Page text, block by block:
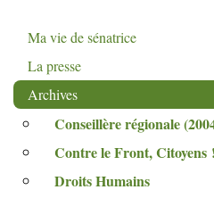
Ma vie de sénatrice
La presse
Archives
Conseillère régionale
Contre le Front, Citoyens !
Droits Humains